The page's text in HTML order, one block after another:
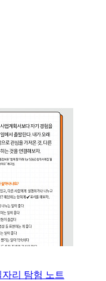
자리 탐험 노트